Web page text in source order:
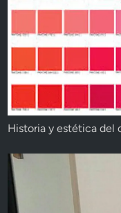
Historia y estética del